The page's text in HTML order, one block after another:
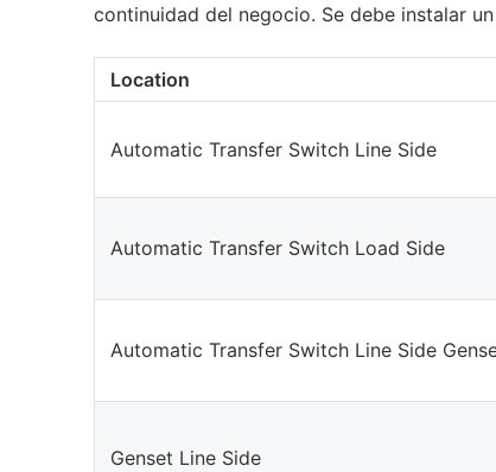
continuidad del negocio. Se debe instalar
Location
Automatic Transfer Switch Line Side
Automatic Transfer Switch Load Side
Automatic Transfer Switch Line Side
Genset Line Side